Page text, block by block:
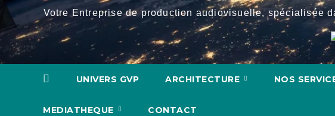
Votre Entreprise de production audiovisuelle, spécialisée
UNIVERS GVP ARCHITECTURE NOS
MEDIATHEQUE CONTACT